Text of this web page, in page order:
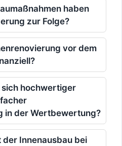
haben
zur Folge?
vor dem
hochwertiger
in der Wertbewertung?
der Innenausbau bei